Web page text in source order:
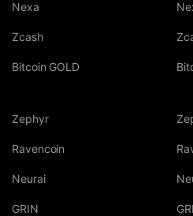
Nexa
Zcash
Bitcoin GOLD
Zephyr
Ravencoin
Neurai
GRIN